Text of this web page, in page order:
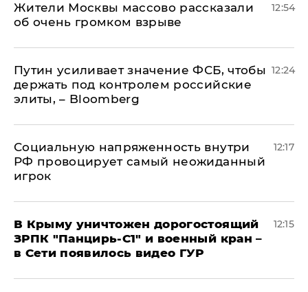
Жители Москвы массово рассказали
об очень громком взрыве
12:54
Путин усиливает значение ФСБ, чтобы
держать под контролем российские
элиты, – Bloomberg
12:24
Социальную напряженность внутри
РФ провоцирует самый неожиданный
игрок
12:17
В Крыму уничтожен дорогостоящий
ЗРПК "Панцирь-С1" и военный кран –
в Сети появилось видео ГУР
12:15